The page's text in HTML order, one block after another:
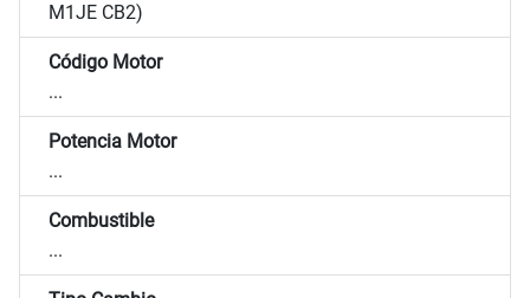
M1JE CB2)
Código Motor
...
Potencia Motor
...
Combustible
...